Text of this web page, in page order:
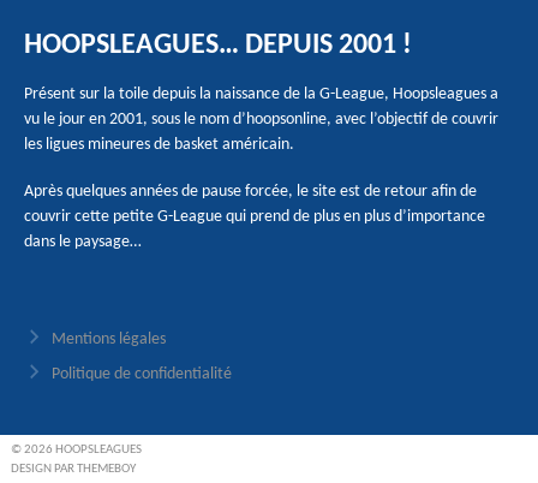
HOOPSLEAGUES… DEPUIS 2001 !
Présent sur la toile depuis la naissance de la G-League, Hoopsleagues a
vu le jour en 2001, sous le nom d’hoopsonline, avec l’objectif de couvrir
les ligues mineures de basket américain.
Après quelques années de pause forcée, le site est de retour afin de
couvrir cette petite G-League qui prend de plus en plus d’importance
dans le paysage…
Mentions légales
Politique de confidentialité
© 2026 HOOPSLEAGUES
DESIGN PAR THEMEBOY